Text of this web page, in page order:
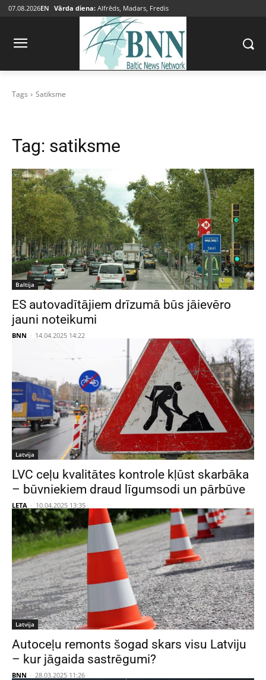
07.08.2026EN Vārda diena: Alfrēds, Madars, Fredis
Tags Satiksme
Tag: satiksme
Baltija
ES autovadītājiem drīzumā būs jāievēro
jauni noteikumi
BNN - 14.04.2025 14:22
Latvija
LVC ceļu kvalitātes kontrole kļūst skarbāka
– būvniekiem draud līgumsodi un pārbūve
LETA - 10.04.2025 13:35
Latvija
Autoceļu remonts šogad skars visu Latviju
– kur jāgaida sastrēgumi?
BNN - 28.03.2025 11:26